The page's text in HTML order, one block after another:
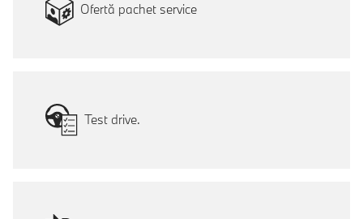
Ofertă pachet service
Test drive.